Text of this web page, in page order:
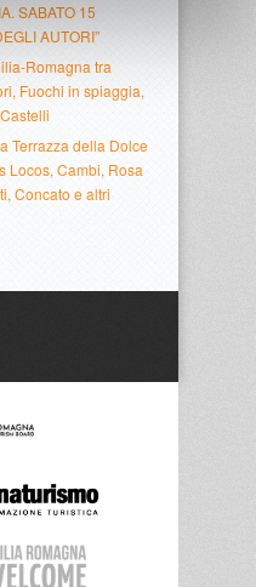
SABATO 15
AUTORI”
Romagna tra
Fuochi in spiaggia,
Terrazza della Dolce
Locos, Cambi, Rosa
Concato e altri